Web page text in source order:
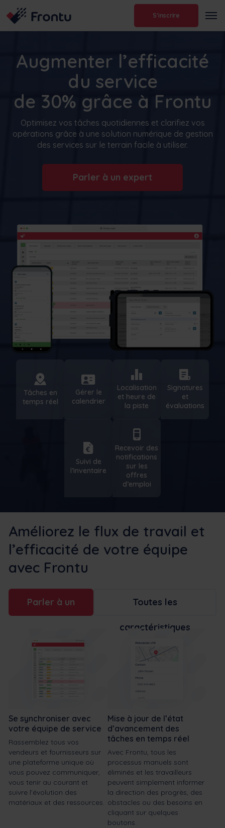
S'inscrire
Augmenter l’efficacité
du service
de 30% grâce à Frontu
Optimisez vos tâches quotidiennes et clarifiez vos
opérations grâce à une solution numérique de gestion
des services sur le terrain facile à utiliser.
Parler à un expert
Tâches en
temps réel
Gérer le
calendrier
Localisation
et heure de
la piste
Signatures
et
évaluations
Suivi de
l’inventaire
Recevoir des
notifications
sur les
offres
d’emploi
Améliorez le flux de travail et
l’efficacité de votre équipe
avec Frontu
Parler à un Toutes les
caractéristiques
Se synchroniser avec
votre équipe de service
Rassemblez tous vos
vendeurs et fournisseurs sur
une plateforme unique où
vous pouvez communiquer,
vous tenir au courant et
suivre l’évolution des
matériaux et des ressources.
Mise à jour de l’état
d’avancement des
tâches en temps réel
Avec Frontu, tous les
processus manuels sont
éliminés et les travailleurs
peuvent simplement informer
la direction des progrès, des
obstacles ou des besoins en
cliquant sur quelques
boutons.